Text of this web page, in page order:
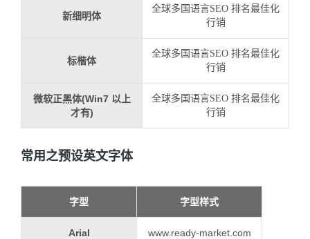
新细明体
全球多国语言SEO 排名最佳化
行销
标楷体
全球多国语言SEO 排名最佳化
行销
微软正黑体(Win7 以上
才有)
全球多国语言SEO 排名最佳化
行销
常用之预设英文字体
字型 字型样式
Arial www.ready-market.com